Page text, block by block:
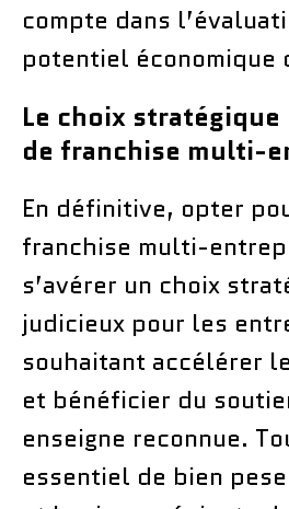
compte dans
potentiel économique
Le choix
de franchise multi-
En définitive, opter
franchise multi-
s’avérer un choix
judicieux pour les
souhaitant accélérer
et bénéficier du
enseigne reconnue.
essentiel de bien